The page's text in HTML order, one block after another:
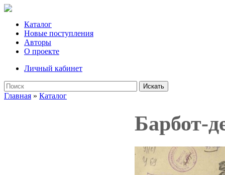
Каталог
Новые поступления
Авторы
О проекте
Личный кабинет
Искать
Главная » Каталог
Барбот-